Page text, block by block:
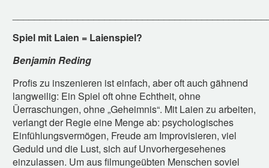
Spiel mit Laien = Laienspiel?
Benjamin Reding
Profis zu inszenieren ist einfach, aber oft auch gähnend
langweilig: Ein Spiel oft ohne Echtheit, ohne
Üerraschungen, ohne „Geheimnis“. Mit Laien zu arbeiten,
verlangt der Regie eine Menge ab: psychologisches
Einfühlungsvermögen, Freude am Improvisieren, viel
Geduld und die Lust, sich auf Unvorhergesehenes
einzulassen. Um aus filmungeübten Menschen soviel